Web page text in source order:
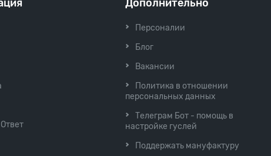
Дополнительно
Персоналии
Блог
Вакансии
Политика в отношении
персональных данных
Телеграм Бот - помощь в
настройке гуслей
Поддержать мануфактуру